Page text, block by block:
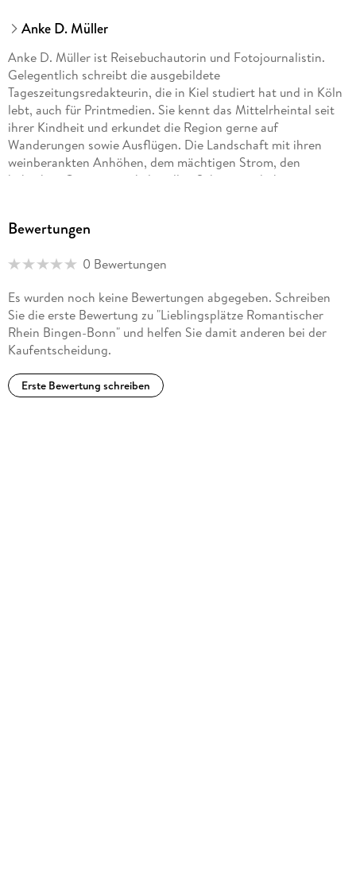
Anke D. Müller
Anke D. Müller ist Reisebuchautorin und Fotojournalistin.
Gelegentlich schreibt die ausgebildete
Tageszeitungsredakteurin, die in Kiel studiert hat und in Köln
lebt, auch für Printmedien. Sie kennt das Mittelrheintal seit
ihrer Kindheit und erkundet die Region gerne auf
Wanderungen sowie Ausflügen. Die Landschaft mit ihren
weinberankten Anhöhen, dem mächtigen Strom, den
hübschen Orten sowie kulturellen Sehenswürdigkeiten
Fährüberfahrten oder Bootstouren gekrönt werden.
Bewertungen
0 Bewertungen
Es wurden noch keine Bewertungen abgegeben. Schreiben
Sie die erste Bewertung zu "Lieblingsplätze Romantischer
Rhein Bingen-Bonn" und helfen Sie damit anderen bei der
Kaufentscheidung.
Erste Bewertung schreiben